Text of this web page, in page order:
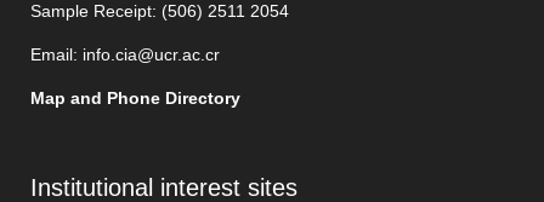
Sample Receipt: (506) 2511 2054
Email: info.cia@ucr.ac.cr
Map and Phone Directory
Institutional interest sites